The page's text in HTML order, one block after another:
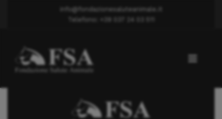
info@fondazionesaluteanimale.it
Telefono: +39 037 24 03 511
Lussazione rotula
Dott. INDRACCOLO GABRIELE